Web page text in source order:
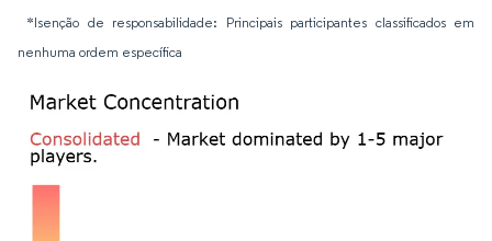
*Isenção de responsabilidade: Principais participantes classificados em
nenhuma ordem específica